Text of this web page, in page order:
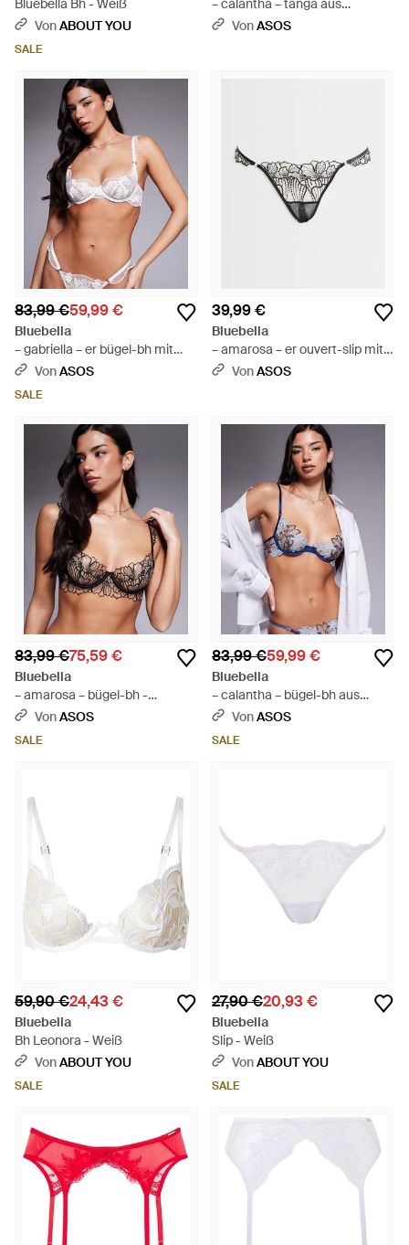
Bluebella Bh - Weiß
VonABOUT YOU
SALE
– calantha – tanga aus
blumenspitze - Schwarz
VonASOS
83,99 €59,99 €
Bluebella
– gabriella – er bügel-bh mit
blumenstickerei - Weiß
VonASOS
SALE
39,99 €
Bluebella
– amarosa – er ouvert-slip mit
blumenstickerei - Mettallic
VonASOS
83,99 €75,59 €
Bluebella
– amarosa – bügel-bh -
Schwarz
VonASOS
SALE
83,99 €59,99 €
Bluebella
– calantha – bügel-bh aus
blumenspitze - Blau
VonASOS
SALE
59,90 €24,43 €
Bluebella
Bh Leonora - Weiß
VonABOUT YOU
SALE
27,90 €20,93 €
Bluebella
Slip - Weiß
VonABOUT YOU
SALE